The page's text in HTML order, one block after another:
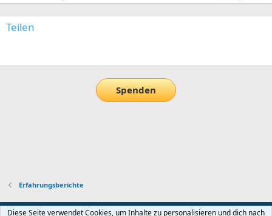
Teilen
Spenden
Erfahrungsberichte
Default-Theme
Diese Seite verwendet Cookies, um Inhalte zu personalisieren und dich nach